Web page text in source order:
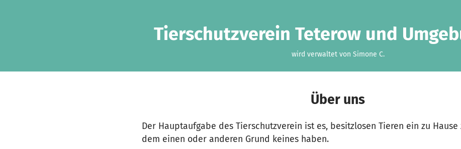
Tierschutzverein Teterow und
wird verwaltet von Simone C.
Über uns
Der Hauptaufgabe des Tierschutzverein ist es, besitzlosen Tieren ein zu
dem einen oder anderen Grund keines haben.